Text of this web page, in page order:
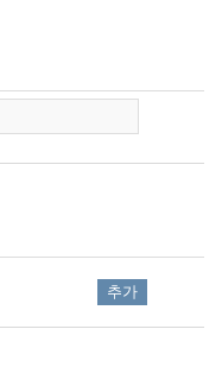
추가